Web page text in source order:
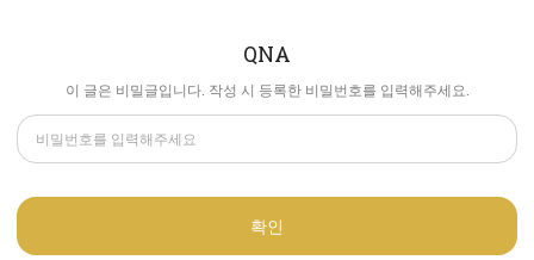
QNA
이 글은 비밀글입니다. 작성 시 등록한 비밀번호를 입력해주세요.
확인